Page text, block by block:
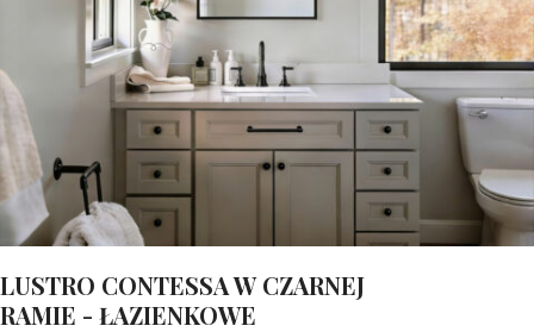
LUSTRO CONTESSA W CZARNEJ
RAMIE - ŁAZIENKOWE